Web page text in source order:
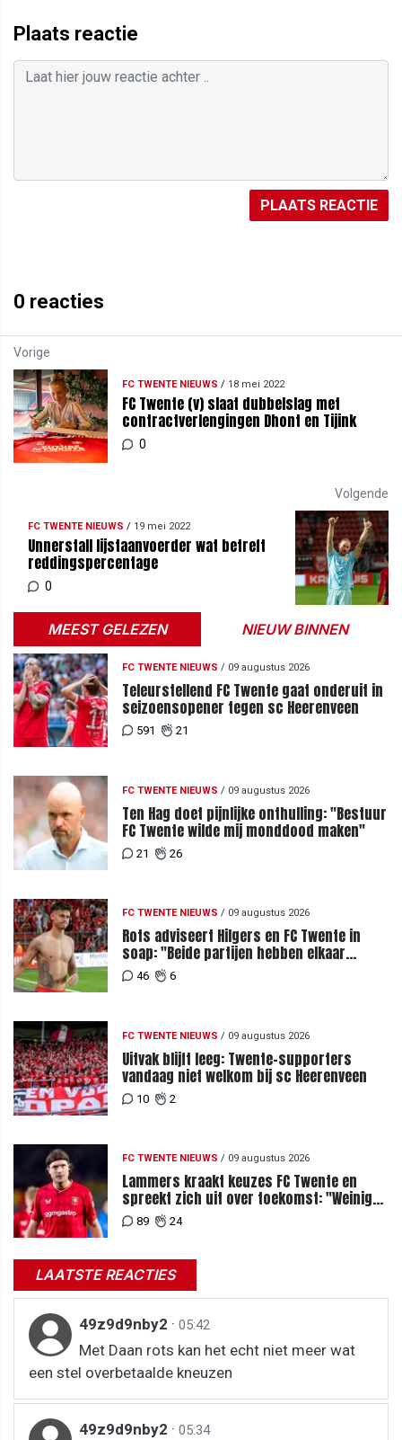
Plaats reactie
PLAATS REACTIE
0 reacties
Vorige
FC TWENTE NIEUWS / 18 mei 2022
FC Twente (v) slaat dubbelslag met
contractverlengingen Dhont en Tijink
0
Volgende
FC TWENTE NIEUWS / 19 mei 2022
Unnerstall lijstaanvoerder wat betreft
reddingspercentage
0
MEEST GELEZEN NIEUW BINNEN
FC TWENTE NIEUWS / 09 augustus 2026
Teleurstellend FC Twente gaat onderuit in
seizoensopener tegen sc Heerenveen
591 21
FC TWENTE NIEUWS / 09 augustus 2026
Ten Hag doet pijnlijke onthulling: "Bestuur
FC Twente wilde mij monddood maken"
21 26
FC TWENTE NIEUWS / 09 augustus 2026
Rots adviseert Hilgers en FC Twente in
soap: "Beide partijen hebben elkaar
teleurgesteld"
46 6
FC TWENTE NIEUWS / 09 augustus 2026
Uitvak blijft leeg: Twente-supporters
vandaag niet welkom bij sc Heerenveen
10 2
FC TWENTE NIEUWS / 09 augustus 2026
Lammers kraakt keuzes FC Twente en
spreekt zich uit over toekomst: "Weinig
van te begrijpen"
89 24
LAATSTE REACTIES
49z9d9nby2 · 05:42
Met Daan rots kan het echt niet meer wat
een stel overbetaalde kneuzen
49z9d9nby2 · 05:34